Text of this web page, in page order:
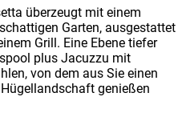
überzeugt mit einem
Garten, ausgestattet
Grill. Eine Ebene tiefer
plus Jacuzzu mit
von dem aus Sie einen
genießen